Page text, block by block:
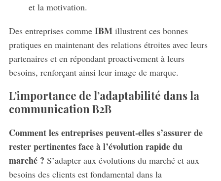
et la motivation.
Des entreprises comme IBMillustrent ces bonnes
pratiques en maintenant des relations étroites avec leurs
partenaires et en répondant proactivement à leurs
besoins, renforçant ainsi leur image de marque.
L’importance de l’adaptabilité dans la
communication B2B
Comment les entreprises peuvent-elles s’assurer de
rester pertinentes face à l’évolution rapide du
marché ? S’adapter aux évolutions du marché et aux
besoins des clients est fondamental dans la
r